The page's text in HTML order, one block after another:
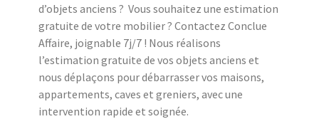
d’objets anciens ? Vous souhaitez une estimation
gratuite de votre mobilier ? Contactez Conclue
Affaire, joignable 7j/7 ! Nous réalisons
l’estimation gratuite de vos objets anciens et
nous déplaçons pour débarrasser vos maisons,
appartements, caves et greniers, avec une
intervention rapide et soignée.